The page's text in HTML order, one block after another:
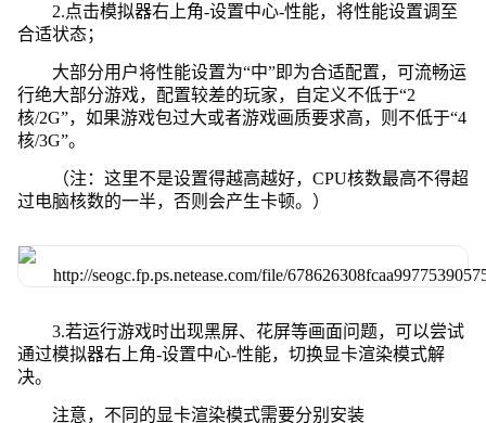
2.点击模拟器右上角-设置中心-性能，将性能设置调至
合适状态；
大部分用户将性能设置为“中”即为合适配置，可流畅运
行绝大部分游戏，配置较差的玩家，自定义不低于“2
核/2G”，如果游戏包过大或者游戏画质要求高，则不低于“4
核/3G”。
（注：这里不是设置得越高越好，CPU核数最高不得超
过电脑核数的一半，否则会产生卡顿。）
3.若运行游戏时出现黑屏、花屏等画面问题，可以尝试
通过模拟器右上角-设置中心-性能，切换显卡渲染模式解
决。
注意，不同的显卡渲染模式需要分别安装